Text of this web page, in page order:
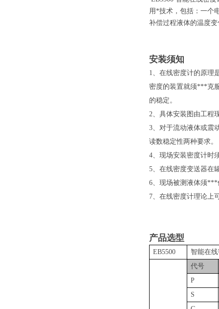
用*技术，包括：一个
补偿过程液体的温度变
安装须知
1、在线密度计的原理
密度的装置就须***克
的稳定。
2、具体安装图由工程
3、对于流动液体或震
读数稳定性两种要求。
4、现场安装密度计时
5、在线密度变送器在
6、现场被测液体须
7、在线密度计理论上
产品选型
EB5500
智能在
代号
P
S